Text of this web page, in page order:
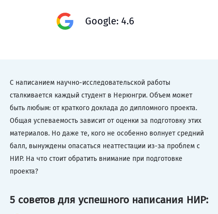
Google: 4.6
С написанием научно-исследовательской работы
сталкивается каждый студент в Нерюнгри. Объем может
быть любым: от краткого доклада до дипломного проекта.
Общая успеваемость зависит от оценки за подготовку этих
материалов. Но даже те, кого не особенно волнует средний
балл, вынуждены опасаться неаттестации из-за проблем с
НИР. На что стоит обратить внимание при подготовке
проекта?
5 советов для успешного написания НИР: